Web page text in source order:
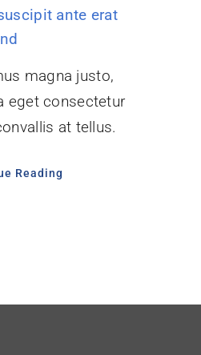
ante erat
magna justo,
eget consectetur
at tellus.
Reading